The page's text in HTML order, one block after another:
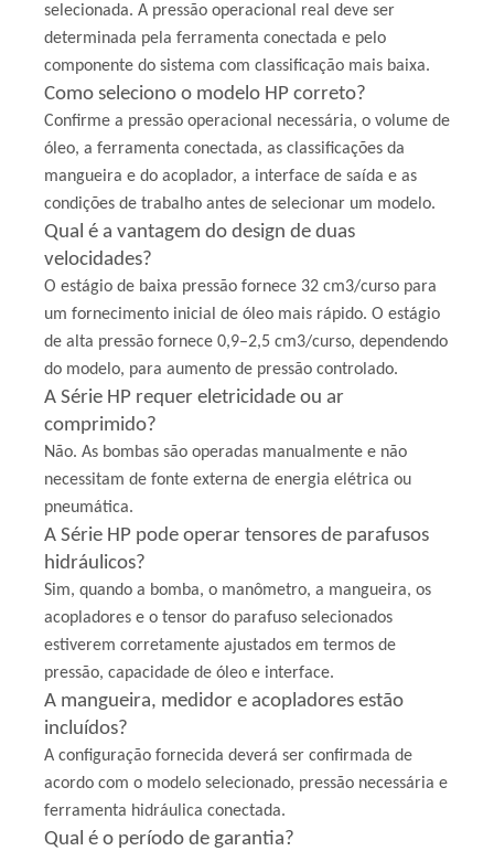
selecionada. A pressão operacional real deve ser
determinada pela ferramenta conectada e pelo
componente do sistema com classificação mais baixa.
Como seleciono o modelo HP correto?
Confirme a pressão operacional necessária, o volume de
óleo, a ferramenta conectada, as classificações da
mangueira e do acoplador, a interface de saída e as
condições de trabalho antes de selecionar um modelo.
Qual é a vantagem do design de duas
velocidades?
O estágio de baixa pressão fornece 32 cm3/curso para
um fornecimento inicial de óleo mais rápido. O estágio
de alta pressão fornece 0,9–2,5 cm3/curso, dependendo
do modelo, para aumento de pressão controlado.
A Série HP requer eletricidade ou ar
comprimido?
Não. As bombas são operadas manualmente e não
necessitam de fonte externa de energia elétrica ou
pneumática.
A Série HP pode operar tensores de parafusos
hidráulicos?
Sim, quando a bomba, o manômetro, a mangueira, os
acopladores e o tensor do parafuso selecionados
estiverem corretamente ajustados em termos de
pressão, capacidade de óleo e interface.
A mangueira, medidor e acopladores estão
incluídos?
A configuração fornecida deverá ser confirmada de
acordo com o modelo selecionado, pressão necessária e
ferramenta hidráulica conectada.
Qual é o período de garantia?